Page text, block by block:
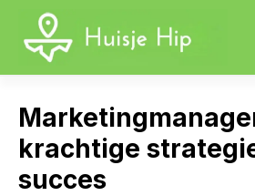
content
krachtige
succes